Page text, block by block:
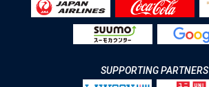
SUPPORTING PARTNERS